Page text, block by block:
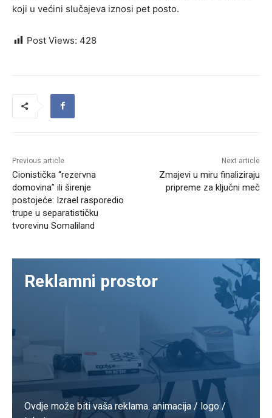
koji u većini slučajeva iznosi pet posto.
Post Views: 428
Previous article
Cionistička “rezervna
domovina” ili širenje
postojeće: Izrael rasporedio
trupe u separatističku
tvorevinu Somaliland
Next article
Zmajevi u miru finaliziraju
pripreme za ključni meč
Reklamni prostor
Ovdje može biti vaša reklama. animacija / logo /